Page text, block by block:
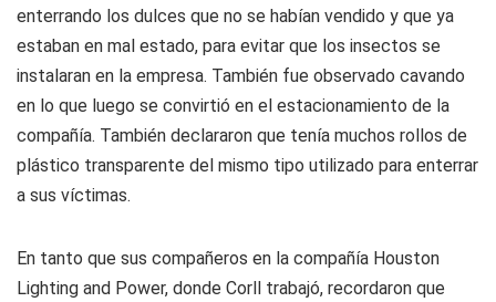
enterrando los dulces que no se habían vendido y que ya
estaban en mal estado, para evitar que los insectos se
instalaran en la empresa. También fue observado cavando
en lo que luego se convirtió en el estacionamiento de la
compañía. También declararon que tenía muchos rollos de
plástico transparente del mismo tipo utilizado para enterrar
a sus víctimas.
En tanto que sus compañeros en la compañía Houston
Lighting and Power, donde Corll trabajó, recordaron que